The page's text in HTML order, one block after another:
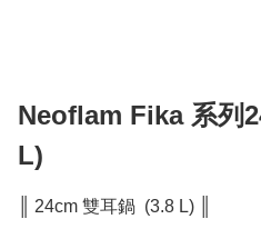
Neoflam Fika 系列
L)
║ 24cm 雙耳鍋  (3.8 L) ║